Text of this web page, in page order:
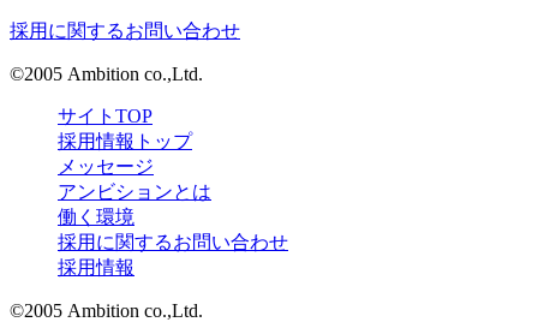
採用に関するお問い合わせ
©2005 Ambition co.,Ltd.
サイトTOP
採用情報トップ
メッセージ
アンビションとは
働く環境
採用に関するお問い合わせ
採用情報
©2005 Ambition co.,Ltd.